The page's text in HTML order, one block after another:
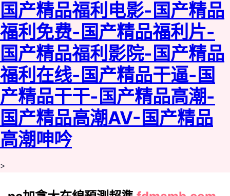
国产精品福利电影-国产精品
福利免费-国产精品福利片-
国产精品福利影院-国产精品
福利在线-国产精品干逼-国
产精品干干-国产精品高潮-
国产精品高潮AV-国产精品
高潮呻吟
>